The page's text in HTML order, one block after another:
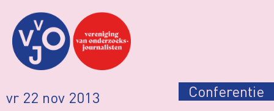
vr 22 nov 2013 Conferentie